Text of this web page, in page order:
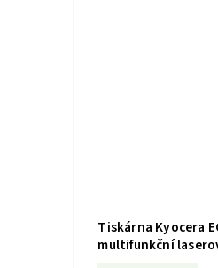
Tiskárna Kyocera
multifunkční